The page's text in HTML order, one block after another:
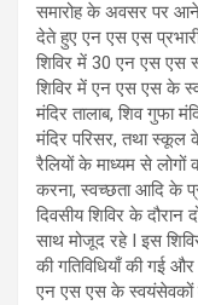
समारोह के अवसर पर आने
देते हुए एन एस एस
शिविर में 30 एन एस एस
शिविर में एन एस एस के
मंदिर तालाब, शिव गुफा
मंदिर परिसर, तथा
रैलियों के माध्यम से लोगों
करना, स्वच्छता आदि के
दिवसीय शिविर के दौरान
साथ मोजूद रहे I इस
की गतिविधियाँ की गई
एन एस एस के स्वयंसेवकों